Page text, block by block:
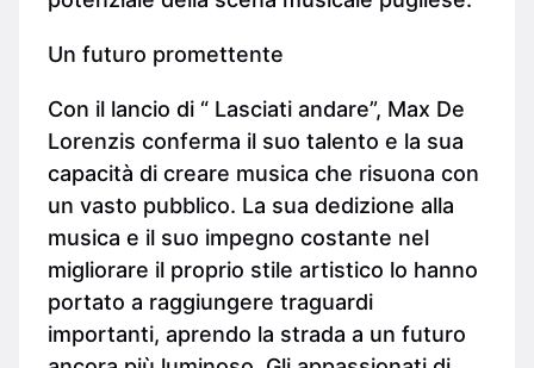
Un futuro promettente
Con il lancio di “ Lasciati andare”, Max De
Lorenzis conferma il suo talento e la sua
capacità di creare musica che risuona con
un vasto pubblico. La sua dedizione alla
musica e il suo impegno costante nel
migliorare il proprio stile artistico lo hanno
portato a raggiungere traguardi
importanti, aprendo la strada a un futuro